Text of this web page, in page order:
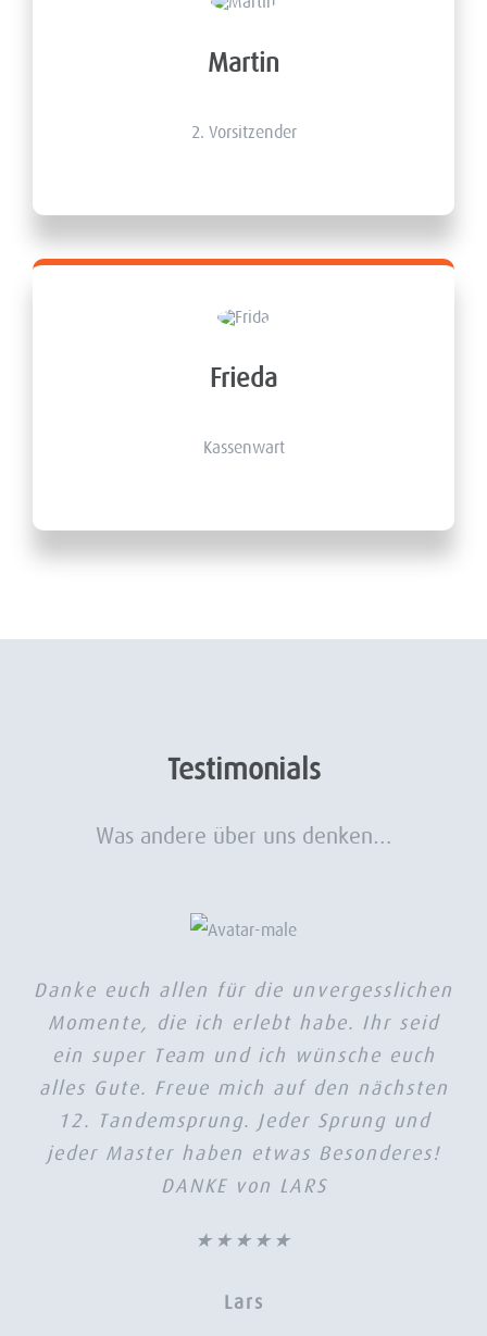
Martin
2. Vorsitzender
Frieda
Kassenwart
Testimonials
Was andere über uns denken…
Danke euch allen für die unvergesslichen
Momente, die ich erlebt habe. Ihr seid
ein super Team und ich wünsche euch
alles Gute. Freue mich auf den nächsten
12. Tandemsprung. Jeder Sprung und
jeder Master haben etwas Besonderes!
DANKE von LARS
★★★★★
Lars
Ich danke euch für das unvergessliche
Erlebnis ein großes Dankeschön an
meinem Tandemmeister Thomas und
Kameramann Karl ihr alle seid ein cooles
Team und ich habe mich sehr sicher
gefühlt
Mein Tandemsprung war Top
organisiert! Vor Ort alle freundlich!
Flug ging dank gutem Wetter planmäßig
hoch!
Mein Sprunglehrer René war äußerst
kompetent, gab mir sofort das Gefühl in
den richtigen Händen zu sein. Abläufe,
hat einfach alles gepasst!